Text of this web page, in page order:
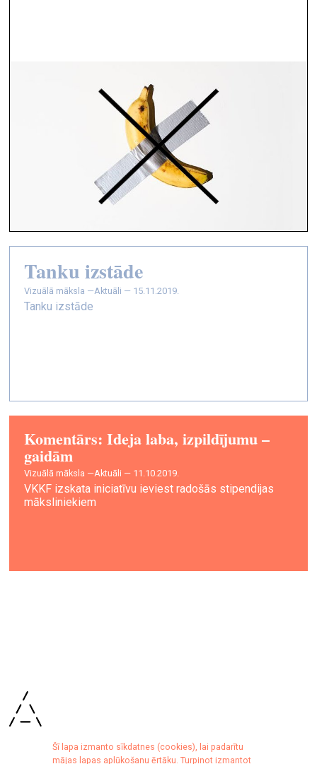
Tanku izstāde
vizuālā māksla —Aktuāli — 15.11.2019.
Tanku izstāde
Komentārs: Ideja laba, izpildījumu –
gaidām
vizuālā māksla —Aktuāli — 11.10.2019.
VKKF izskata iniciatīvu ieviest radošās stipendijas
māksliniekiem